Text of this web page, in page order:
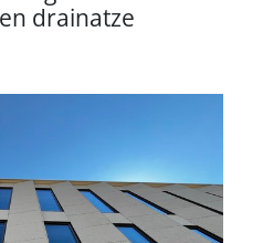
drainatze